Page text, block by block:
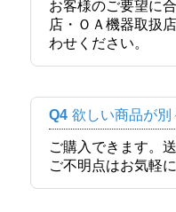
お客様のご要望に
店・ＯＡ機器取扱
わせください。
Q4 欲しい商品が
ご購入できます。
ご不明点はお気軽